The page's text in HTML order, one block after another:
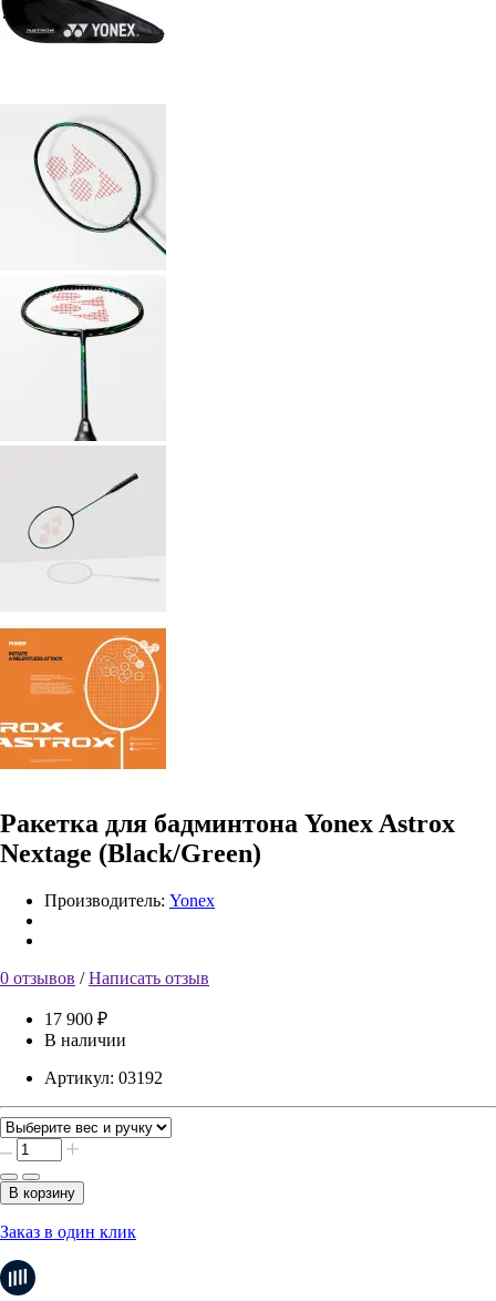
Ракетка для бадминтона Yonex Astrox
Nextage (Black/Green)
Производитель: Yonex
0 отзывов /Написать отзыв
17 900 ₽
В наличии
Артикул: 03192
В корзину
Заказ в один клик